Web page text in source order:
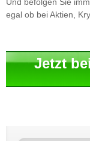
egal ob bei Aktien,
Jetzt